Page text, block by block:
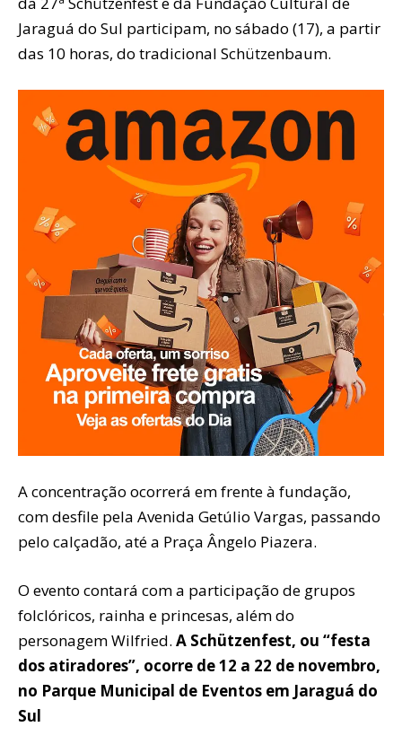
Jaraguá do Sul participam, no sábado (17), a partir
das 10 horas, do tradicional Schützenbaum.
A concentração ocorrerá em frente à fundação,
com desfile pela Avenida Getúlio Vargas, passando
pelo calçadão, até a Praça Ângelo Piazera.
O evento contará com a participação de grupos
folclóricos, rainha e princesas, além do
personagem Wilfried. A Schützenfest, ou “festa
dos atiradores”, ocorre de 12 a 22 de novembro,
no Parque Municipal de Eventos em Jaraguá do
Sul